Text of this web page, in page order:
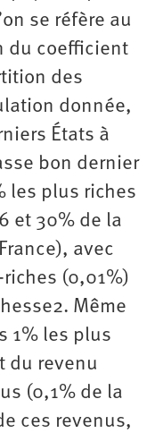
se réfère au
du coefficient
des
donnée,
États à
bon dernier
les plus riches
et 30% de la
avec
(0,01%)
Même
1% les plus
du revenu
(0,1% de la
ces revenus,